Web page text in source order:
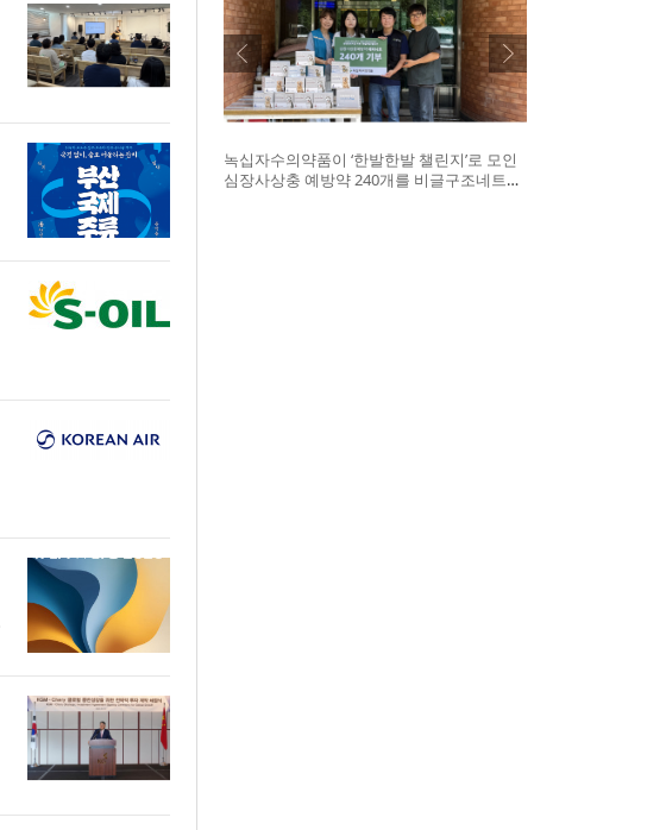
녹십자수의약품이 ‘한발한발 챌린지’로 모인
심장사상충 예방약 240개를 비글구조네트워